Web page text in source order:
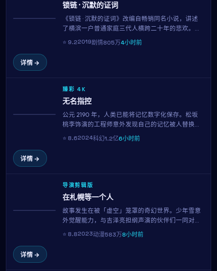
锁链 · 沉默的证词
《锁链 · 沉默的证词》改编自畅销同名小说，讲述
了横滨一户普通家庭三代人横跨二十年的悲欢。林
允儿、李栋旭、新垣结衣三位实力派演员贡献了教
科书级表演。罗泓轸用平实的镜头记录时代变迁中
⭐ 9.22019剧情805万4小时前
详情 →
臻彩 4K
无名指控
公元 2190 年，人类已能将记忆数字化保存。松坂
桃李饰演的工程师意外发现自己的记忆被人替换，
为了找回真相，他与林允儿一同潜入禁区数据库。
朴赞郁用扎实的世界观与一流的视觉特效，构筑了
⭐ 8.62024科幻1.2亿6小时前
详情 →
导演剪辑版
在札幌等一个人
故事发生在被「虚空」笼罩的奇幻世界。少年雪意
外觉醒能力，与吉泽亮担纲声演的伙伴们一同对抗
即将吞噬世界的力量。延尚昊的画面美学与配乐令
人沉醉，每一集都欲罢不能。
⭐ 8.82023动漫583万8小时前
详情 →